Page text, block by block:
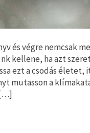
és végre nemcsak
kellene, ha azt
ezt a csodás életet,
mutasson a
[…]